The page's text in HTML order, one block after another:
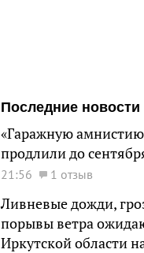
Последние новости
«Гаражную
продлили до
21:56 1 отзыв
Ливневые дожди,
порывы ветра
Иркутской области